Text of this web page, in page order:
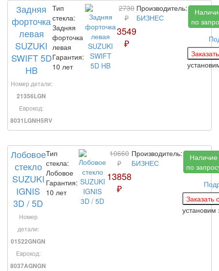
Задняя
форточка
левая
SUZUKI
SWIFT 5D
HB
Номер детали:
21356LGN
Еврокод:
8031LGNH5RV
Тип
стекла:
Задняя
форточка
левая
Гарантия:
10 лет
2730
₽
3549
₽
Производитель:
БИЗНЕС
по
Лобовое
стекло
SUZUKI
IGNIS
3D / 5D
Номер
детали:
01522GNGN
Еврокод:
8037AGNGN
Тип
стекла:
Лобовое
Гарантия:
10 лет
10660
₽
13858
₽
Производитель:
БИЗНЕС
Наличие
по
установим